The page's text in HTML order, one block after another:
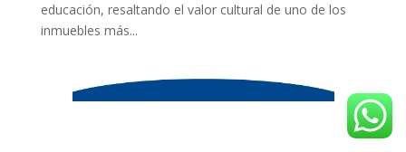
educación, resaltando el valor cultural de uno de los
inmuebles más...